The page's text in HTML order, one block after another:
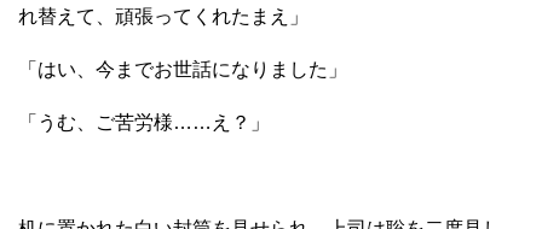
れ替えて、頑張ってくれたまえ」
「はい、今までお世話になりました」
「うむ、ご苦労様……え？」